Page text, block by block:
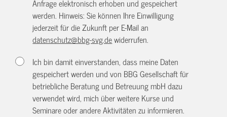
Anfrage elektronisch erhoben und gespeichert
werden. Hinweis: Sie können Ihre Einwilligung
jederzeit für die Zukunft per E-Mail an
datenschutz@bbg-svg.dewiderrufen.
Ich bin damit einverstanden, dass meine Daten
gespeichert werden und von BBG Gesellschaft für
betriebliche Beratung und Betreuung mbH dazu
verwendet wird, mich über weitere Kurse und
Seminare oder andere Aktivitäten zu informieren.